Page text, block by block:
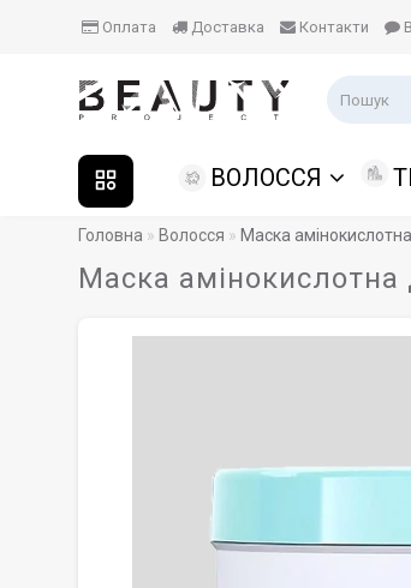
Оплата Доставка Контакти
ВОЛОССЯ
Головна Волосся Маска
Маска